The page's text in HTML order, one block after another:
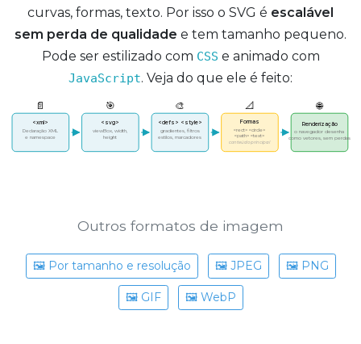
curvas, formas, texto. Por isso o SVG é escalável
sem perda de qualidade e tem tamanho pequeno.
Pode ser estilizado com CSS e animado com
JavaScript. Veja do que ele é feito:
📄
<xml>
Declaração XML
e namespace
🎯
<svg>
viewBox, width,
height
🎨
<defs> <style>
gradientes, filtros
estilos, marcadores
📐
Formas
<rect> <circle>
<path> <text>
conteúdo principal
🌐
Renderização
o navegador desenha
como vetores, sem perdas
Outros formatos de imagem
🖼️ Por tamanho e resolução 🖼️ JPEG 🖼️ PNG
🖼️ GIF 🖼️ WebP